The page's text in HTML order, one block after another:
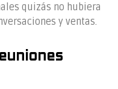
quizás no hubiera
y ventas.